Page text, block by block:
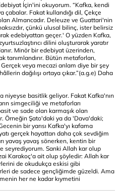
İçin'ini okuyorum. “Kafka, kendi
çabalar. Fakat kullandığı dil, Çekçe
Almancadır. Deleuze ve Guattari'nin
çünkü ulusal bilinç, ister belirsiz
edebiyattan geçer.' O yüzden Kafka,
dilini oluşturarak yaratır
Minör bir edebiyat üzerinden,
tanımlandırır. Bütün metaforları,
veya mecazi anlam diye bir şey
dağılışı ortaya çıkar.”(a.g.e) Daha
niyeyse basitlik geliyor. Fakat Kafka'nın
simgeciliği ve metaforları
ve sade olan karmaşık olan
Örneğin Şato'daki ya da 'Dava'daki;
bir yarısı Kafka'yı kafama
gerçek hayattan daha çok sevdiğim
yavaş yavaş sönerken, kentin bir
seyrediyorum. Sanki Allah kar olup
Karakoç'a ait olup şöyledir: Allah kar
de okudukça eskisi gibi
de sadece gençliğimde güzeldi. Ama
her ne kadar kıymetini